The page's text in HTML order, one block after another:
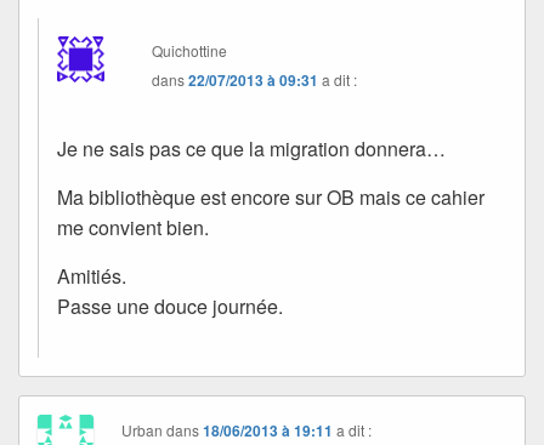
Quichottine
dans22/07/2013 à 09:31 a dit :
Je ne sais pas ce que la migration donnera…
Ma bibliothèque est encore sur OB mais ce cahier
me convient bien.
Amitiés.
Passe une douce journée.
Urban dans18/06/2013 à 19:11 a dit :